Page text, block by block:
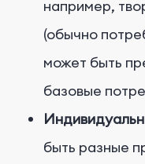
например,
(обычно
может быть
базовые
быть разные